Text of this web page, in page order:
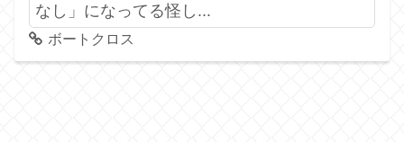
なし」になってる怪し...
ボートクロス